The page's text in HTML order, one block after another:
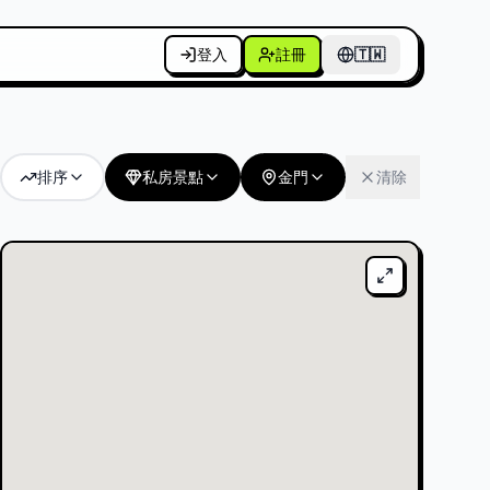
登入 註冊 🇹🇼
個人 🇹🇼
排序 私房景點 金門 清除